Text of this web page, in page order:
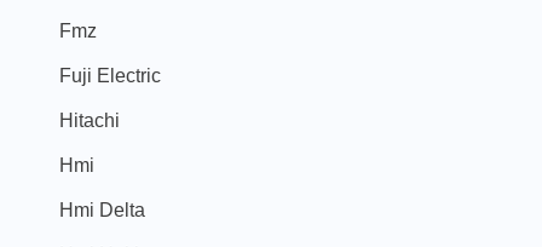
Fmz
Fuji Electric
Hitachi
Hmi
Hmi Delta